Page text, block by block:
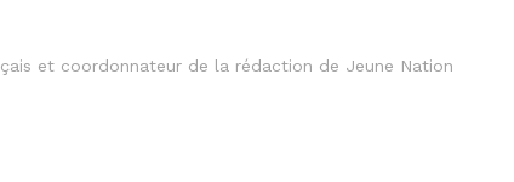
et coordonnateur de la rédaction de Jeune Nation